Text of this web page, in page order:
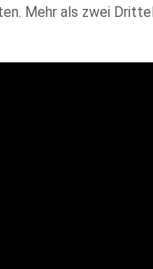
Mehr als zwei